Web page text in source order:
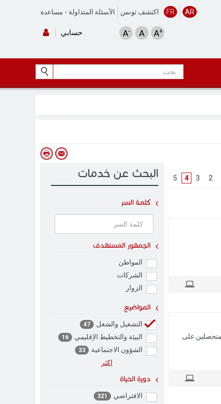
الأسئلة المتداولة - مساعدة اكتشف تونس FR AR
حسابي A- A A+
2
3
4
5
على
البحث عن خدمات
كلمة السر
الجمهور المستهدف
المواطن
الشركات
الزوار
المواضيع
التشغيل والشغل 47
البيئة والتخطيط الإقليمي 16
الشؤون الاجتماعية 33
اکثر
دورة الحياة
الافتراضي 321